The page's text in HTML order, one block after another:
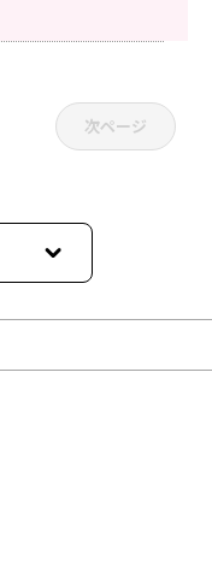
次ページ